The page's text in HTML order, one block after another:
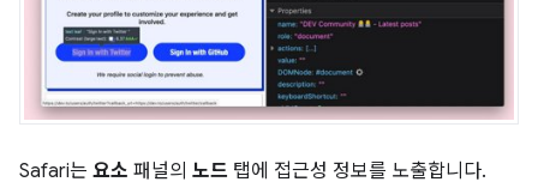
Safari는 요소 패널의 노드 탭에 접근성 정보를 노출합니다.